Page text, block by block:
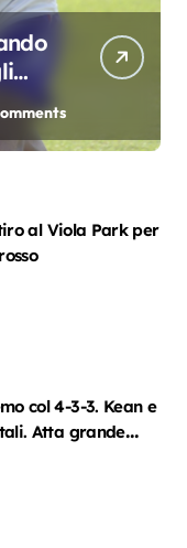
al Viola Park per
col 4-3-3. Kean e
Atta grande